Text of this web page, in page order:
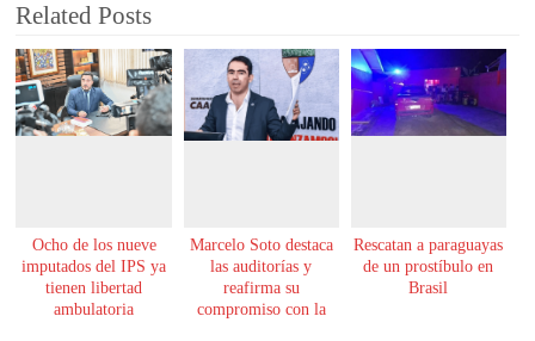
Related Posts
Ocho de los nueve
imputados del IPS ya
tienen libertad
ambulatoria
Marcelo Soto destaca
las auditorías y
reafirma su
compromiso con la
Rescatan a paraguayas
de un prostíbulo en
Brasil